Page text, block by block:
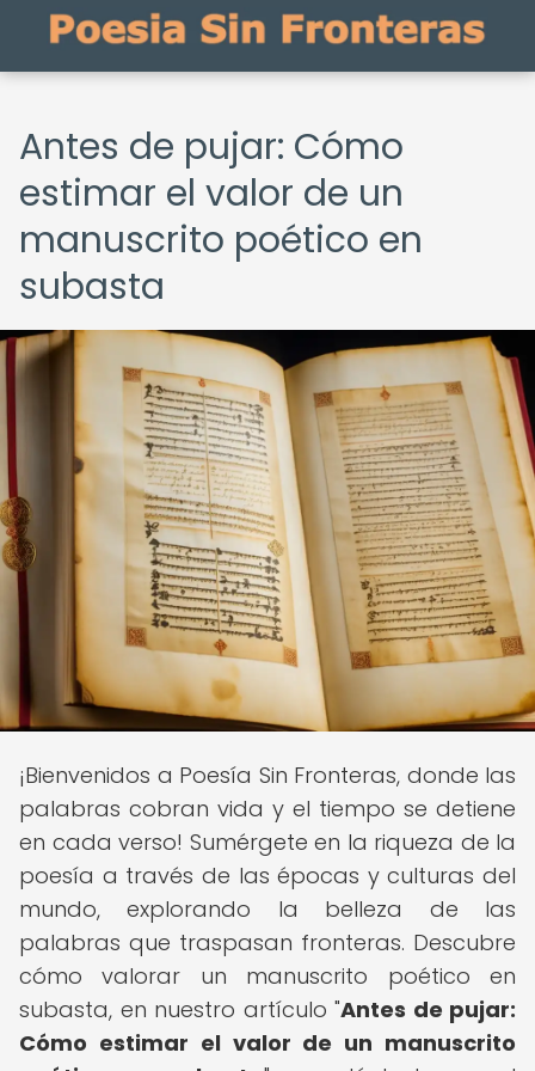
Antes de pujar: Cómo
estimar el valor de un
manuscrito poético en
subasta
¡Bienvenidos a Poesía Sin Fronteras, donde las
palabras cobran vida y el tiempo se detiene
en cada verso! Sumérgete en la riqueza de la
poesía a través de las épocas y culturas del
mundo, explorando la belleza de las
palabras que traspasan fronteras. Descubre
cómo valorar un manuscrito poético en
subasta, en nuestro artículo "Antes de pujar:
Cómo estimar el valor de un manuscrito